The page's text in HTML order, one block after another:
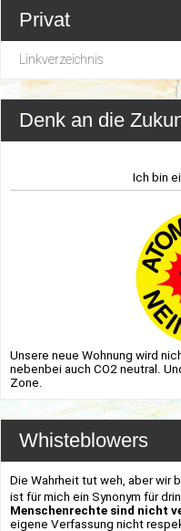
Privat
Linkverzeichnis
Denk an die
Ich bin
Unsere neue Wohnung wird
nebenbei auch CO2 neutral.
Zone.
Whisteblowers
Die Wahrheit tut weh, aber wir
ist für mich ein Synonym für
Menschenrechte sind nicht
eigene Verfassung nicht